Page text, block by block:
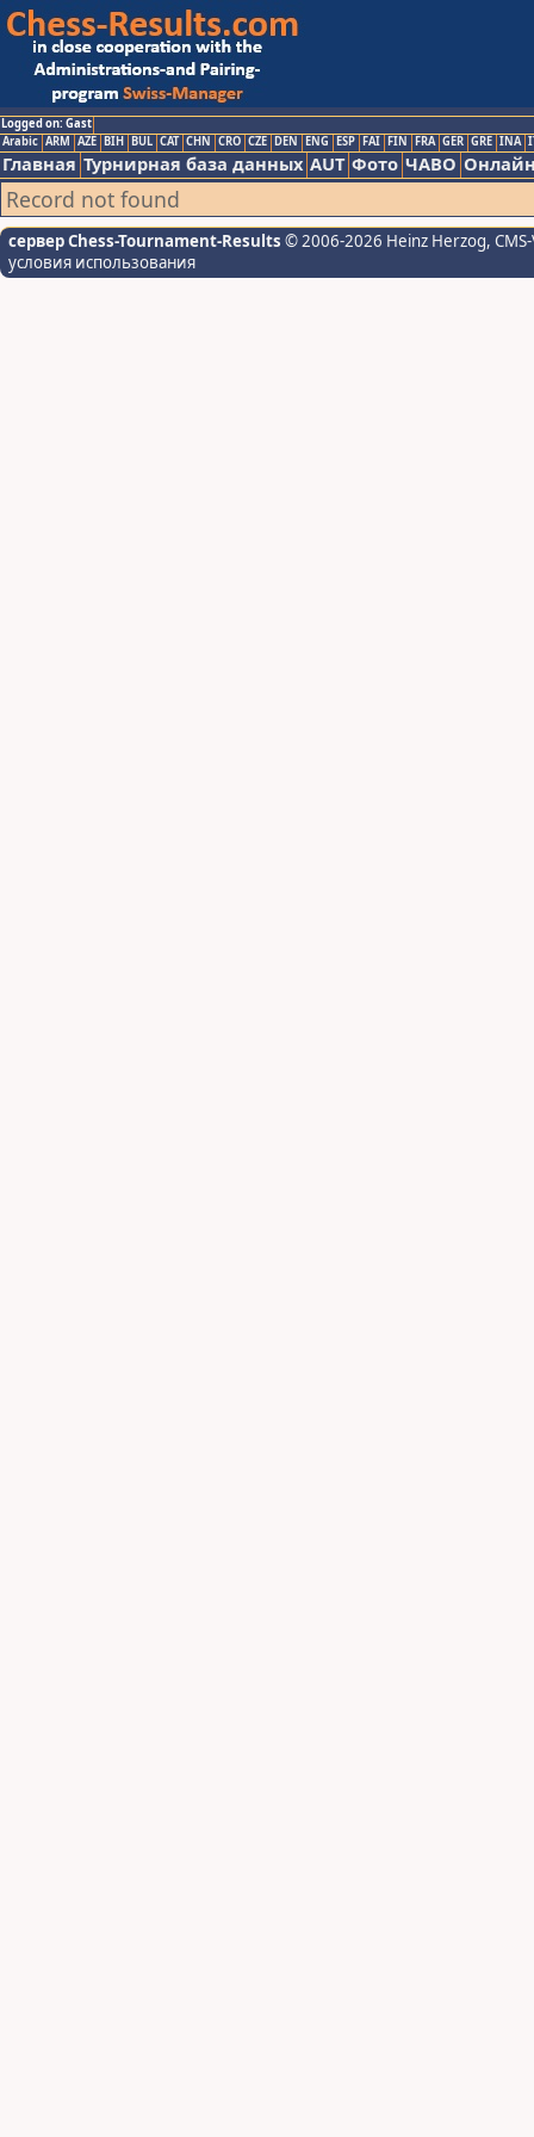
Logged on: Gast
Arabic ARM AZE BIH BUL CAT CHN CRO CZE DEN ENG ESP FAI FIN FRA GER GRE INA
Главная Турнирная база данных AUT Фото ЧАВО
Record not found
сервер Chess-Tournament-Results © 2006-2026 Heinz Herzog,
условия использования